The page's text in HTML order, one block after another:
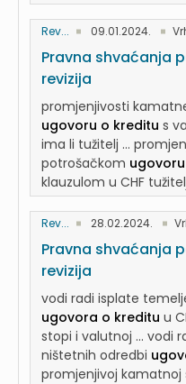
Rev... 09.01.2024.
Pravna shvaćanja
revizija
promjenjivosti
ugovoru o kreditu s
ima li tužitelj ...
potrošačkom
klauzulom u CHF
Rev... 28.02.2024.
Pravna shvaćanja
revizija
vodi radi isplate
ugovora o kreditu u
stopi i valutnoj ... vodi
ništetnih odredbi
promjenjivoj kamatnoj